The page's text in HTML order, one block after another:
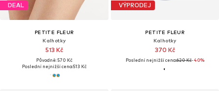
DEAL
PETITE FLEUR
Kalhotky
513 Kč
Původně: 570 Kč
Poslední nejnižší cena:513 Kč
VÝPRODEJ
PETITE FLEUR
Kalhotky
370 Kč
Poslední nejnižší cena:620 Kč-40%